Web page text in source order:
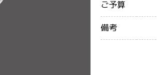
ご予算
備考